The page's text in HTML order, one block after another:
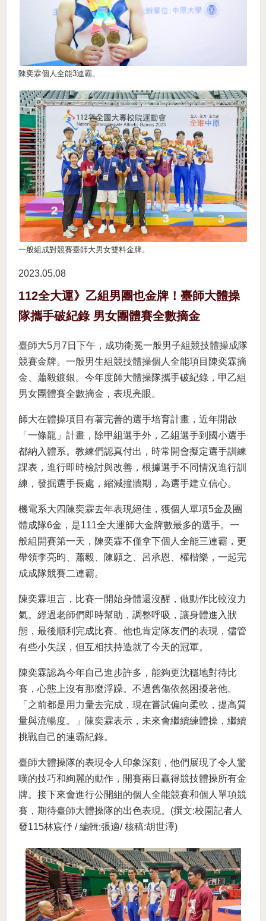
陳奕霖個人全能3連霸。
一般組成對競賽臺師大男女雙料金牌。
2023.05 08
112全大運》乙組男團也金牌！臺師大體操
隊攜手破紀錄 男女團體賽全數摘金
臺師大5月7日下午，成功衛冕一般男子組競技體操成隊
競賽金牌。一般男生組競技體操個人全能項目陳奕霖摘
金、蕭毅鍍銀。今年度師大體操隊攜手破紀錄，甲乙組
男女團體賽全數摘金，表現亮眼。
師大在體操項目有著完善的選手培育計畫，近年開啟
「一條龍」計畫，除甲組選手外，乙組選手到國小選手
都納入體系。教練們認真付出，時常開會擬定選手訓練
課表，進行即時檢討與改善，根據選手不同情況進行訓
練，發掘選手長處，縮減撞牆期，為選手建立信心。
機電系大四陳奕霖去年表現絕佳，獲個人單項5金及團
體成隊6金，是111全大運師大金牌數最多的選手。一
般組開賽第一天，陳奕霖不僅拿下個人全能三連霸，更
帶領李亮昀、蕭毅、陳願之、呂承恩、權楷樂，一起完
成成隊競賽二連霸。
陳奕霖坦言，比賽一開始身體還沒醒，做動作比較沒力
氣。經過老師們即時幫助，調整呼吸，讓身體進入狀
態，最後順利完成比賽。他也肯定隊友們的表現，儘管
有些小失誤，但互相扶持造就了今天的冠軍。
陳奕霖認為今年自己進步許多，能夠更沈穩地對待比
賽，心態上沒有那麼浮躁。不過舊傷依然困擾著他。
「之前都是用力量去完成，現在嘗試偏向柔軟，提高質
量與流暢度。」陳奕霖表示，未來會繼續練體操，繼續
挑戰自己的連霸紀錄。
臺師大體操隊的表現令人印象深刻，他們展現了令人驚
嘆的技巧和絢麗的動作，開賽兩日贏得競技體操所有金
牌。接下來會進行公開組的個人全能競賽和個人單項競
賽，期待臺師大體操隊的出色表現。(撰文:校園記者人
發115林宸伃 / 編輯:張適/ 核稿:胡世澤)